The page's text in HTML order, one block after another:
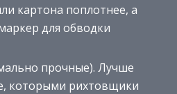
картона поплотнее, а
для обводки
прочные). Лучше
которыми рихтовщики